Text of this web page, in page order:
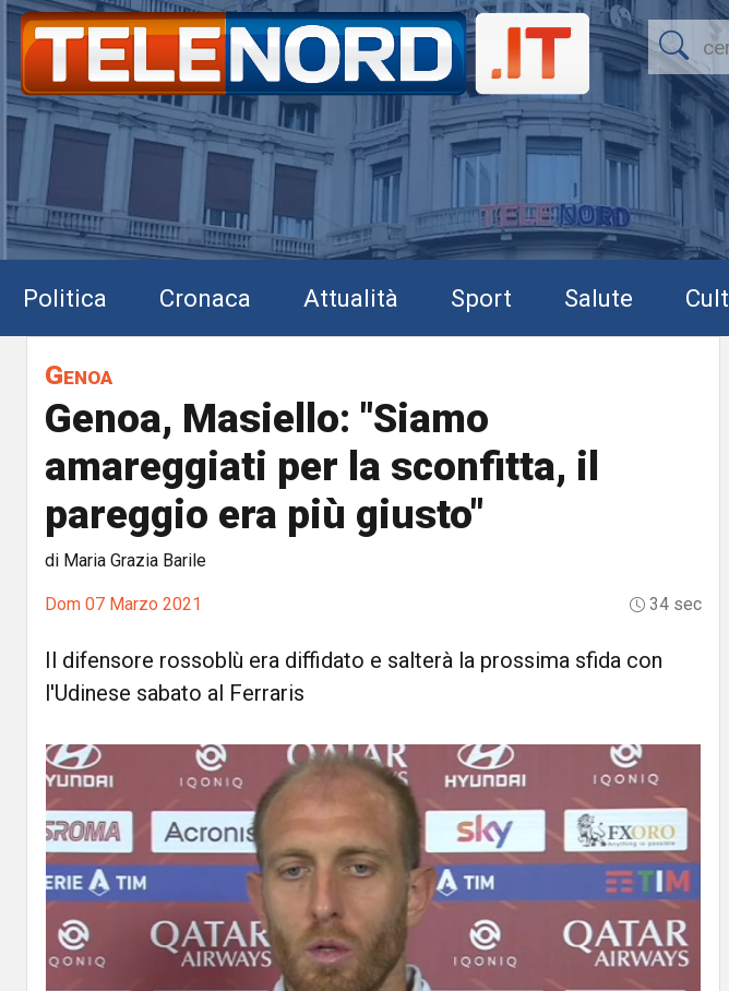
Politica Cronaca Attualità Sport Salute
Genoa
Genoa, Masiello: "Siamo
amareggiati per la sconfitta, il
pareggio era più giusto"
di Maria Grazia Barile
Dom 07 Marzo 2021 34 sec
Il difensore rossoblù era diffidato e salterà la prossima sfida con
l'Udinese sabato al Ferraris